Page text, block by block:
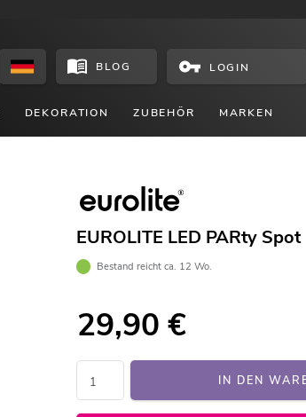
BLOG LOGIN
DEKORATION ZUBEHÖR MARKEN
EUROLITE LED PARty Spot
Bestand reicht ca. 12 Wo.
29,90 €
IN DEN